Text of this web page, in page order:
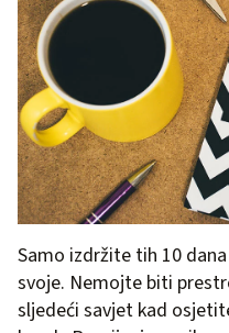
Samo izdržite tih 10
svoje. Nemojte biti
sljedeći savjet kad